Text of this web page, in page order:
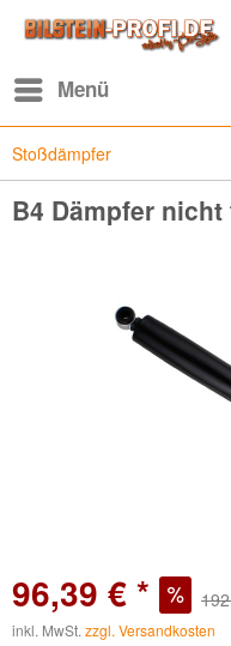
Menü
Stoßdämpfer
B4 Dämpfer
96,39 € *
inkl. MwSt. zzgl. Versandkosten